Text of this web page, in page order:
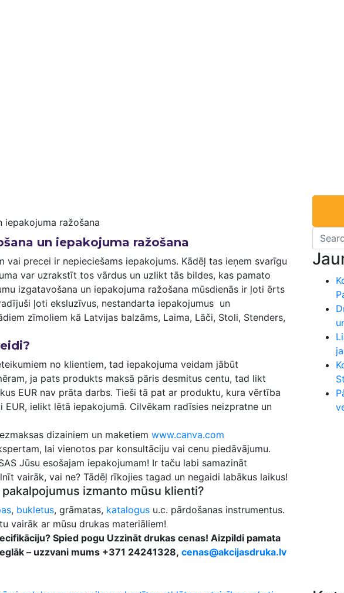
un iepakojuma ražošana
vai precei ir nepieciešams iepakojums. Kādēļ tas ieņem svarīgu
var uzrakstīt tos vārdus un uzlikt tās bildes, kas pamato
izgatavošana un iepakojuma ražošana mūsdienās ir ļoti ērts
ļoti eksluzīvus, nestandarta iepakojumus un
zīmoliem kā Latvijas balzāms, Laima, Lāči, Stoli, Stenders,
no klientiem, tad iepakojuma veidam jābūt
ja pats produkts maksā pāris desmitus centu, tad likt
EUR nav prāta darbs. Tieši tā pat ar produktu, kura vērtība
ielikt lētā iepakojumā. Cilvēkam radīsies neizpratne un
dizainiem un maketiem www.canva.com
lai vienotos par konsultāciju vai cenu piedāvājumu.
Jūsu esošajam iepakojumam! Ir taču labi samazināt
vairāk, vai ne? Tādēļ rīkojies tagad un negaidi labākus laikus!
izmanto mūsu klienti?
, bukletus, grāmatas, katalogus u.c. pārdošanas instrumentus.
vairāk ar mūsu drukas materiāliem!
Spied pogu Uzzināt drukas cenas! Aizpildi pamata
– uzzvani mums +371 24241328, cenas@akcijasdruka.lv